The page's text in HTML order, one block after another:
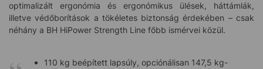
optimalizált ergonómia és ergonómikus ülések, háttámlák,
illetve védőborítások a tökéletes biztonság érdekében – csak
néhány a BH HiPower Strength Line főbb ismérvei közül.
110 kg beépített lapsúly, opciónálisan 147,5 kg-